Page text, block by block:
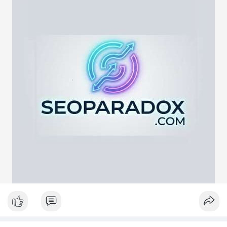
tư, có thể gây ra biến động giá tức thời.
Lời khuyên ngắn gọn cho nhà đầu tư nhỏ lẻ:
Hãy theo dõi xác nhận giao dịch và dòng tiền tiếp theo. Nếu
BTC bị chuyển lên sàn trong khung giờ thanh khoản thấp, hãy
thận trọng với nhịp điều chỉnh ngắn hạn. Không nên hành động
theo cảm xúc, hãy đặt lệnh dựa trên vùng hỗ trợ và kháng cự rõ